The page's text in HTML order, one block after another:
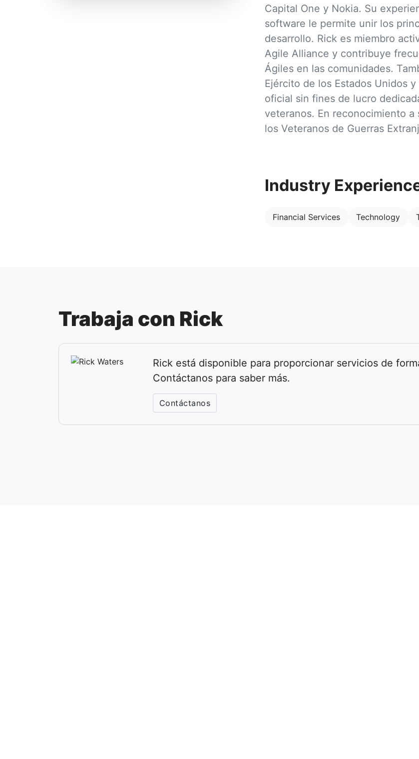
Capital One y Nokia. Su
software le permite unir los
desarrollo. Rick es miembro
Agile Alliance y contribuye
Ágiles en las comunidades.
Ejército de los Estados Unidos
oficial sin fines de lucro
veteranos. En reconocimiento
los Veteranos de Guerras
Industry
Financial Services Technology
Trabaja con Rick
Rick está disponible para proporcionar servicios de
Contáctanos para saber más.
Contáctanos